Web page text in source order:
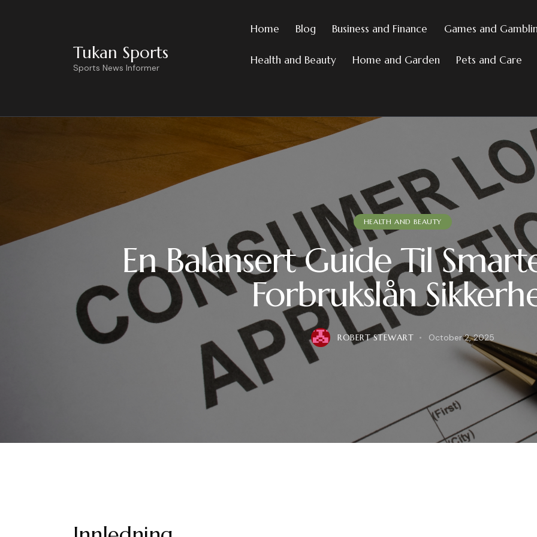
Tukan Sports
Sports News Informer
Home Blog Business and Finance Games and
Health and Beauty Home and Garden Pets and Care
HEALTH AND BEAUTY
En Balansert Guide Til
Forbrukslån
ROBERT STEWART October 2, 2025